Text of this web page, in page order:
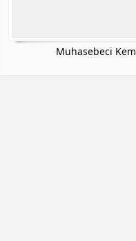
Muhasebeci